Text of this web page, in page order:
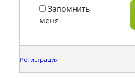
Запомнить
меня
Регистрация